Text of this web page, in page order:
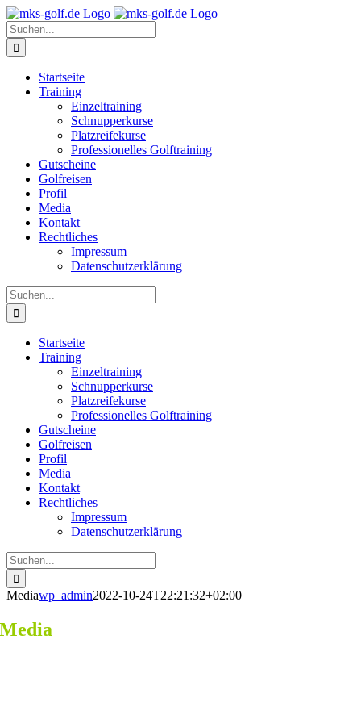
Zum
Inhalt
springen
Suche
nach:
Startseite
Training
Einzeltraining
Schnupperkurse
Platzreifekurse
Professionelles Golftraining
Gutscheine
Golfreisen
Profil
Media
Kontakt
Rechtliches
Impressum
Datenschutzerklärung
Suche
nach:
Startseite
Training
Einzeltraining
Schnupperkurse
Platzreifekurse
Professionelles Golftraining
Gutscheine
Golfreisen
Profil
Media
Kontakt
Rechtliches
Impressum
Datenschutzerklärung
Suche
nach:
Mediawp_admin2022-10-24T22:21:32+02:00
Media